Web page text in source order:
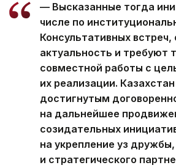
— Высказанные тогда
числе по
Консультативных
актуальность и требуют
совместной работы с
их реализации.
достигнутым
на дальнейшее
созидательных
на укрепление уз
и стратегического